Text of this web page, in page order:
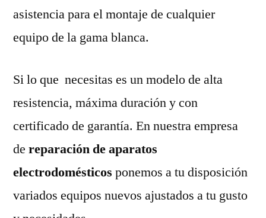
asistencia para el montaje de cualquier
equipo de la gama blanca.
Si lo que necesitas es un modelo de alta
resistencia, máxima duración y con
certificado de garantía. En nuestra empresa
de reparación de aparatos
electrodomésticos ponemos a tu disposición
variados equipos nuevos ajustados a tu gusto